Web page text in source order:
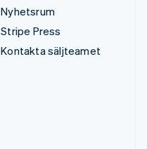
Nyhetsrum
Stripe Press
Kontakta säljteamet